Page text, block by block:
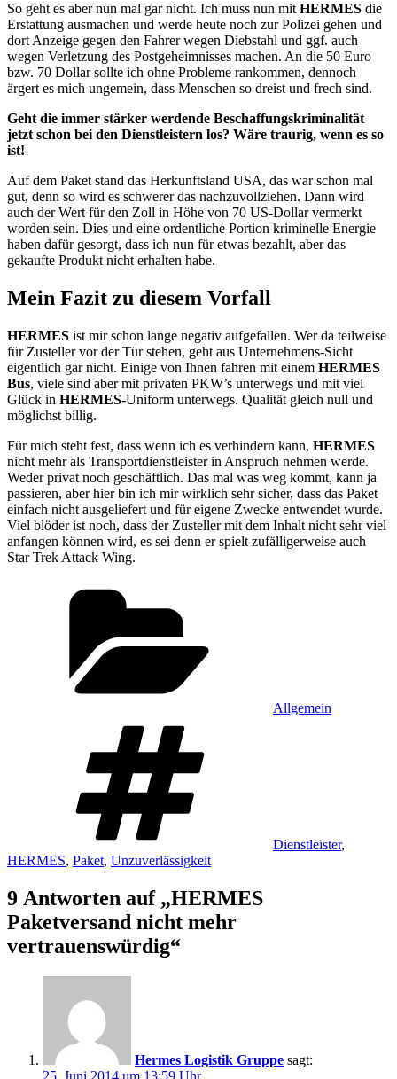
So geht es aber nun mal gar nicht. Ich muss nun mit HERMES die
Erstattung ausmachen und werde heute noch zur Polizei gehen und
dort Anzeige gegen den Fahrer wegen Diebstahl und ggf. auch
wegen Verletzung des Postgeheimnisses machen. An die 50 Euro
bzw. 70 Dollar sollte ich ohne Probleme rankommen, dennoch
ärgert es mich ungemein, dass Menschen so dreist und frech sind.
Geht die immer stärker werdende Beschaffungskriminalität
jetzt schon bei den Dienstleistern los? Wäre traurig, wenn es so
ist!
Auf dem Paket stand das Herkunftsland USA, das war schon mal
gut, denn so wird es schwerer das nachzuvollziehen. Dann wird
auch der Wert für den Zoll in Höhe von 70 US-Dollar vermerkt
worden sein. Dies und eine ordentliche Portion kriminelle Energie
haben dafür gesorgt, dass ich nun für etwas bezahlt, aber das
gekaufte Produkt nicht erhalten habe.
Mein Fazit zu diesem Vorfall
HERMES ist mir schon lange negativ aufgefallen. Wer da teilweise
für Zusteller vor der Tür stehen, geht aus Unternehmens-Sicht
eigentlich gar nicht. Einige von Ihnen fahren mit einem HERMES
Bus, viele sind aber mit privaten PKW’s unterwegs und mit viel
Glück in HERMES-Uniform unterwegs. Qualität gleich null und
möglichst billig.
Für mich steht fest, dass wenn ich es verhindern kann, HERMES
nicht mehr als Transportdienstleister in Anspruch nehmen werde.
Weder privat noch geschäftlich. Das mal was weg kommt, kann ja
passieren, aber hier bin ich mir wirklich sehr sicher, dass das Paket
einfach nicht ausgeliefert und für eigene Zwecke entwendet wurde.
Viel blöder ist noch, dass der Zusteller mit dem Inhalt nicht sehr viel
anfangen können wird, es sei denn er spielt zufälligerweise auch
Star Trek Attack Wing.
Allgemein
Dienstleister,
HERMES, Paket, Unzuverlässigkeit
9 Antworten auf „HERMES
Paketversand nicht mehr
vertrauenswürdig“
Hermes Logistik Gruppe sagt:
25. Juni 2014 um 13:59 Uhr